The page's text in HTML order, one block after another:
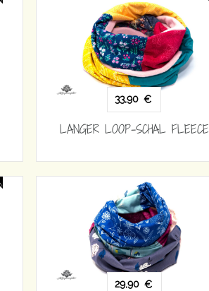
33,90 €
LANGER LOOP-SCHAL FLEECE
29,90 €